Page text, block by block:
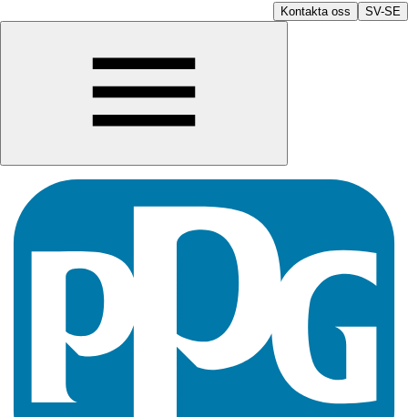
Kontakta oss SV-SE